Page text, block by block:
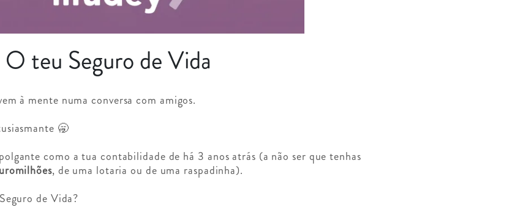
O teu Seguro de Vida
à mente numa conversa com amigos.
🥱
como a tua contabilidade de há 3 anos atrás (a não ser que tenhas
, de uma lotaria ou de uma raspadinha).
de Vida?